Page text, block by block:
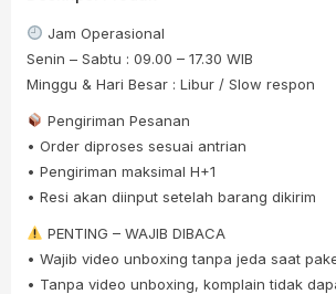
Jam Operasional
Senin – Sabtu : 09.00 – 17.30 WIB
Minggu & Hari Besar : Libur / Slow respon
Pengiriman Pesanan
• Order diproses sesuai antrian
• Pengiriman maksimal H+1
• Resi akan diinput setelah barang dikirim
PENTING – WAJIB DIBACA
• Wajib video unboxing tanpa jeda saat
• Tanpa video unboxing, komplain tidak